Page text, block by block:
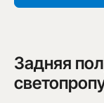
Задняя